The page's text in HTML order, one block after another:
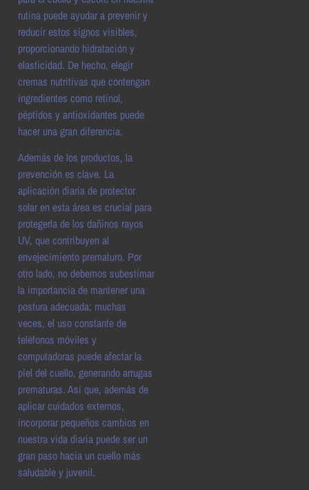
rutina puede ayudar a prevenir y
reducir estos signos visibles,
proporcionando hidratación y
elasticidad. De hecho, elegir
cremas nutritivas que contengan
ingredientes como retinol,
péptidos y antioxidantes puede
hacer una gran diferencia.
Además de los productos, la
prevención es clave. La
aplicación diaria de protector
solar en esta área es crucial para
protegerla de los dañinos rayos
UV, que contribuyen al
envejecimiento prematuro. Por
otro lado, no debemos subestimar
la importancia de mantener una
postura adecuada; muchas
veces, el uso constante de
teléfonos móviles y
computadoras puede afectar la
piel del cuello, generando arrugas
prematuras. Así que, además de
aplicar cuidados externos,
incorporar pequeños cambios en
nuestra vida diaria puede ser un
gran paso hacia un cuello más
saludable y juvenil.